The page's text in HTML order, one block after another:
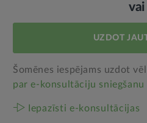
vai
UZDOT
Šomēnes iespējams uzdot
par e‑konsultāciju sniegšanu
Iepazīsti e-konsultācijas